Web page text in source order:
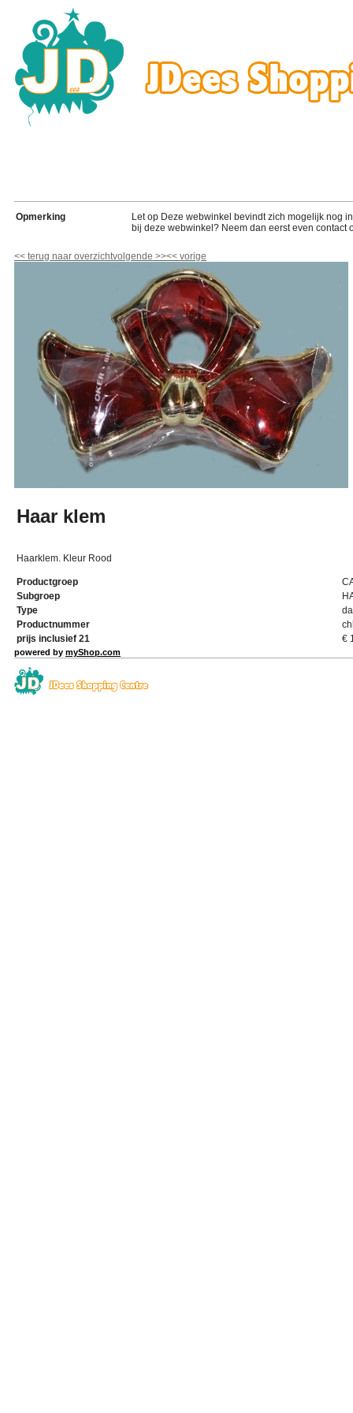
Opmerking
Let op Deze webwinkel bevindt zich mogelijk nog
bij deze webwinkel? Neem dan eerst even contact
<< terug naar overzichtvolgende >><< vorige
Haar klem
Haarklem. Kleur Rood
Productgroep
Subgroep
Type
Productnummer
prijs inclusief 21
€
powered by myShop.com